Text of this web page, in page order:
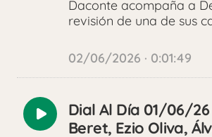
Daconte acompaña a
revisión de una de sus
02/06/2026 · 0:01:49
Reproducir
Dial Al Día 01/06/
Beret, Ezio Oliva,